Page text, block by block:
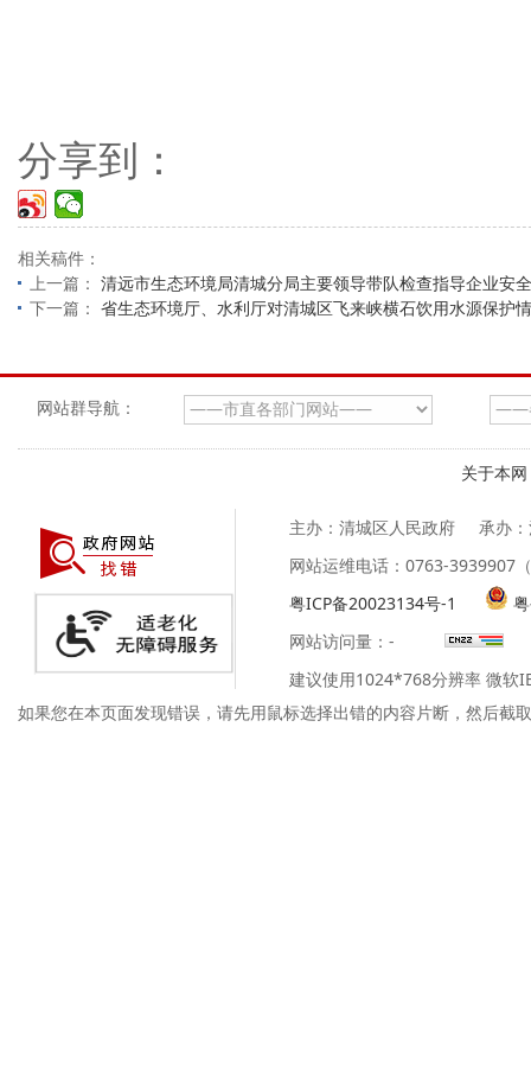
分享到：
相关稿件：
上一篇： 清远市生态环境局清城分局主要领导带队检查指导企业安
下一篇： 省生态环境厅、水利厅对清城区飞来峡横石饮用水源保护
网站群导航：
关于本网
主办：清城区人民政府
承办
网站运维电话：0763-3939907
粤ICP备20023134号-1
网站访问量： -
建议使用1024*768分辨率 微软
如果您在本页面发现错误，请先用鼠标选择出错的内容片断，然后截